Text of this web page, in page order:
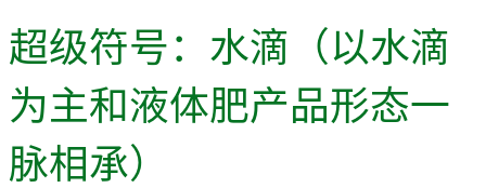
超级符号：水滴（以水滴
为主和液体肥产品形态一
脉相承）